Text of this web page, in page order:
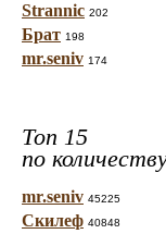
Strannic 202
Брат 198
mr.seniv 174
Топ 15
по
mr.seniv 45225
Скилеф 40848